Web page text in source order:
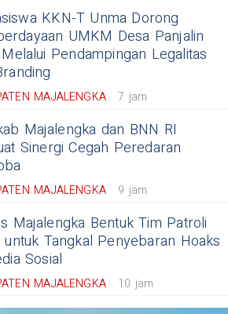
KKN-T Unma Dorong
UMKM Desa Panjalin
Pendampingan Legalitas
MAJALENGKA 7 jam
Majalengka dan BNN RI
Sinergi Cegah Peredaran
MAJALENGKA 9 jam
Majalengka Bentuk Tim Patroli
Tangkal Penyebaran Hoaks
Sosial
MAJALENGKA 10 jam